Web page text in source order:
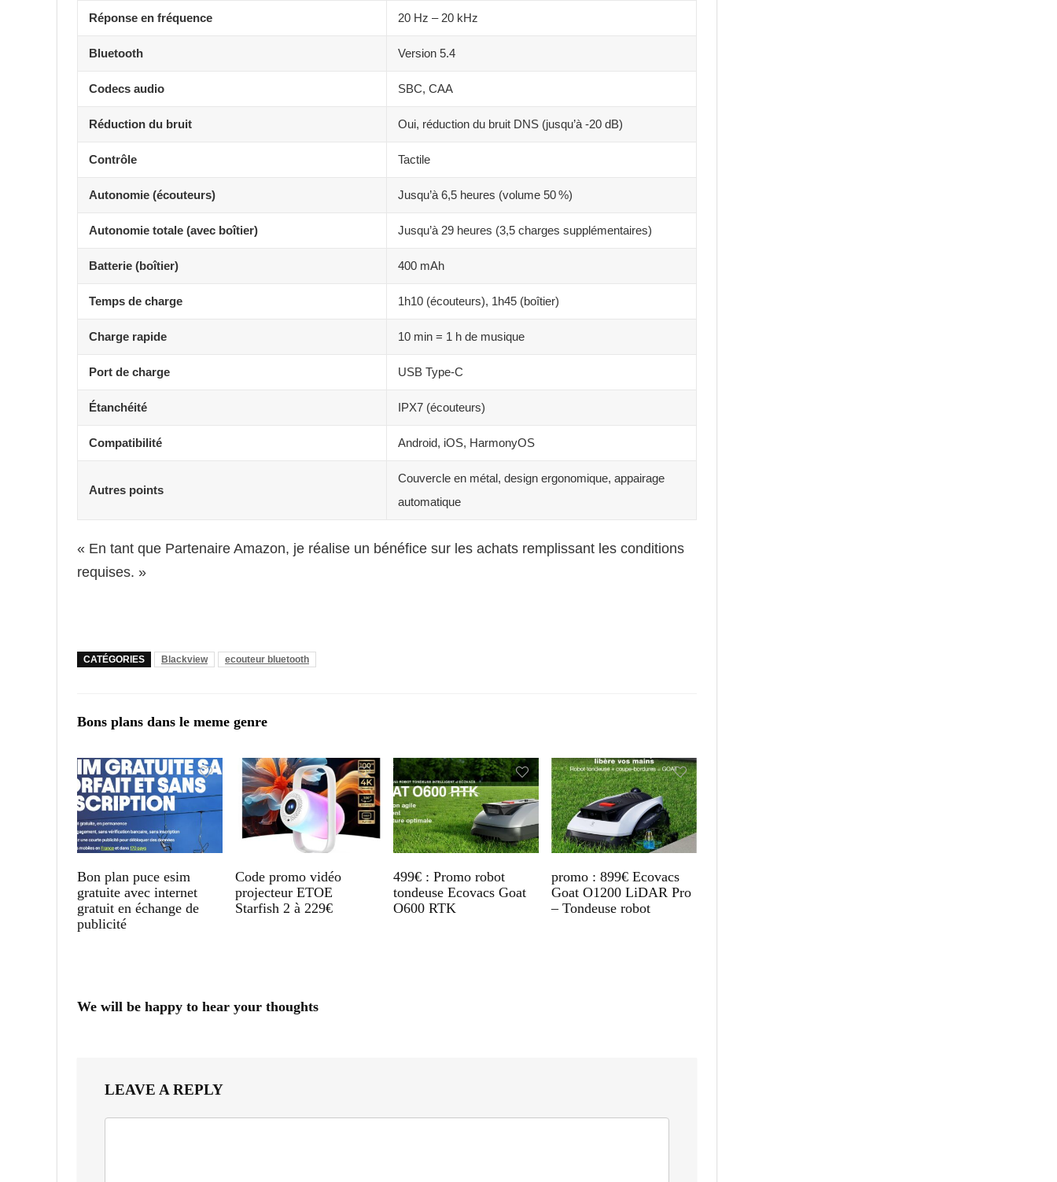
Réponse en fréquence 20 Hz – 20 kHz
Bluetooth Version 5.4
Codecs audio SBC, CAA
Réduction du bruit Oui, réduction du bruit DNS (jusqu’à -20 dB)
Contrôle Tactile
Autonomie (écouteurs) Jusqu’à 6,5 heures (volume 50 %)
Autonomie totale (avec boîtier) Jusqu’à 29 heures (3,5 charges supplémentaires)
Batterie (boîtier) 400 mAh
Temps de charge 1h10 (écouteurs), 1h45 (boîtier)
Charge rapide 10 min = 1 h de musique
Port de charge USB Type-C
Étanchéité IPX7 (écouteurs)
Compatibilité Android, iOS, HarmonyOS
Autres points
Couvercle en métal, design ergonomique, appairage
automatique
« En tant que Partenaire Amazon, je réalise un bénéfice sur les achats remplissant les conditions
requises. »
CATÉGORIES Blackview ecouteur bluetooth
Bons plans dans le meme genre
Bon plan puce esim
gratuite avec internet
gratuit en échange de
publicité
Code promo vidéo
projecteur ETOE
Starfish 2 à 229€
499€ : Promo robot
tondeuse Ecovacs Goat
O600 RTK
promo : 899€ Ecovacs
Goat O1200 LiDAR Pro
– Tondeuse robot
We will be happy to hear your thoughts
LEAVE A REPLY